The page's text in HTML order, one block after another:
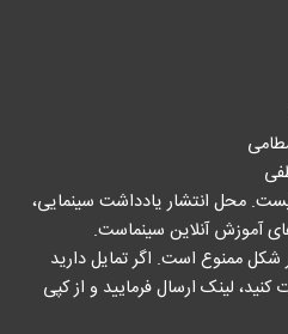
محل انتشار یادداشت سینمایی،
آموزش آنلاین سینماست.
ممنوع است. اگر تمایل دارید
لینک‌ ارسال فرمایید و از کپی